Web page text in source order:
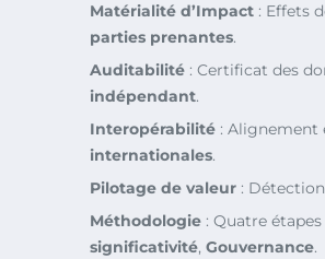
Matérialité d’Impact : Effets
parties prenantes.
Auditabilité : Certificat des
indépendant.
Interopérabilité : Alignement
internationales.
Pilotage de valeur :
Méthodologie : Quatre étapes
significativité, Gouvernance.